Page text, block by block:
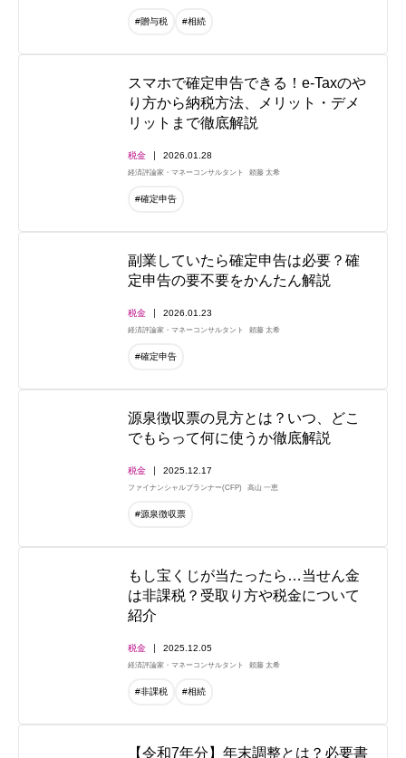
#贈与税 #相続
スマホで確定申告できる！e-Taxのや
り方から納税方法、メリット・デメ
リットまで徹底解説
税金 2026.01.28
経済評論家・マネーコンサルタント 頼藤 太希
#確定申告
副業していたら確定申告は必要？確
定申告の要不要をかんたん解説
税金 2026.01.23
経済評論家・マネーコンサルタント 頼藤 太希
#確定申告
源泉徴収票の見方とは？いつ、どこ
でもらって何に使うか徹底解説
税金 2025.12.17
ファイナンシャルプランナー(CFP) 高山 一恵
#源泉徴収票
もし宝くじが当たったら…当せん金
は非課税？受取り方や税金について
紹介
税金 2025.12.05
経済評論家・マネーコンサルタント 頼藤 太希
#非課税 #相続
【令和7年分】年末調整とは？必要書